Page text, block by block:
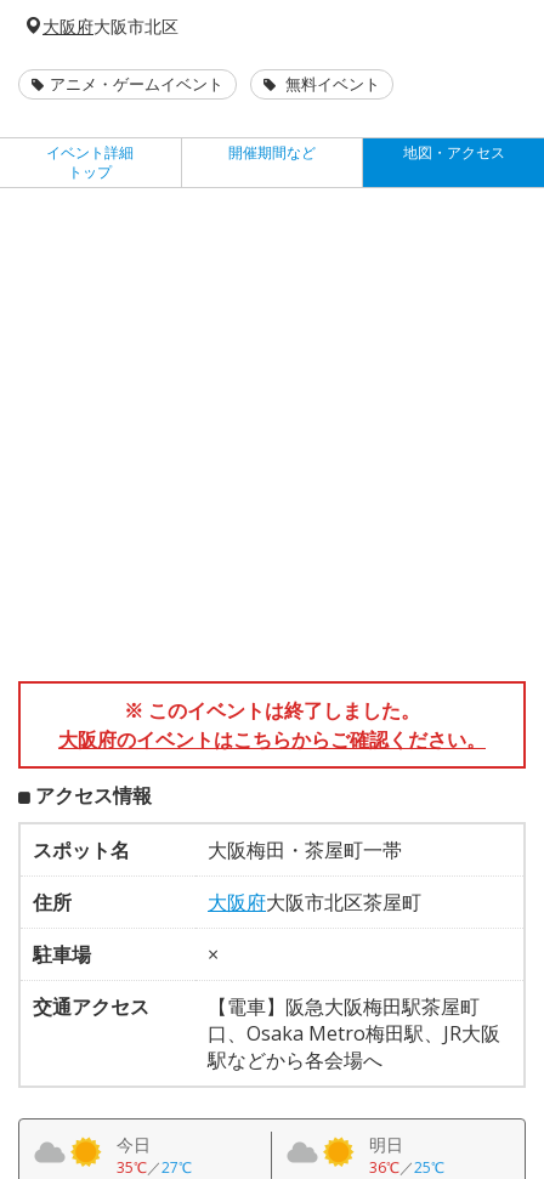
大阪府大阪市北区
アニメ・ゲームイベント 無料イベント
イベント詳細
トップ
開催期間など 地図・アクセス
※ このイベントは終了しました。
大阪府のイベントはこちらからご確認ください。
アクセス情報
スポット名
大阪梅田・茶屋町一帯
住所
大阪府大阪市北区茶屋町
駐車場
×
交通アクセス
【電車】阪急大阪梅田駅茶屋町
口、Osaka Metro梅田駅、JR大阪
駅などから各会場へ
今日
35℃／27℃
明日
36℃／25℃